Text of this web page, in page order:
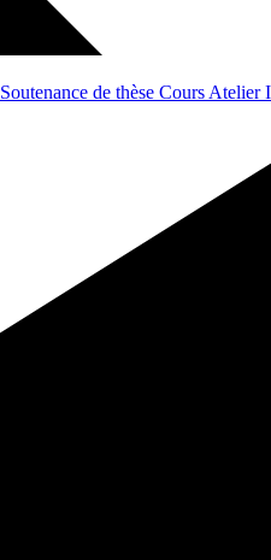
Soutenance de thèse Cours Atelier